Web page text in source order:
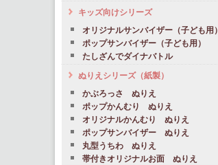
キッズ向けシリーズ
オリジナルサンバイザー（子ども用）
ポップサンバイザー（子ども用）
たしざんでダイナバトル
ぬりえシリーズ（紙製）
かぶろっさ ぬりえ
ポップかんむり ぬりえ
オリジナルかんむり ぬりえ
ポップサンバイザー ぬりえ
丸型うちわ ぬりえ
帯付きオリジナルお面 ぬりえ